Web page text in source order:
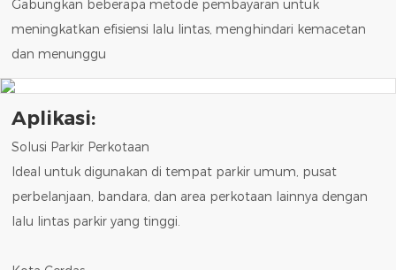
Gabungkan beberapa metode pembayaran untuk
meningkatkan efisiensi lalu lintas, menghindari kemacetan
dan menunggu
Aplikasi:
Solusi Parkir Perkotaan
Ideal untuk digunakan di tempat parkir umum, pusat
perbelanjaan, bandara, dan area perkotaan lainnya dengan
lalu lintas parkir yang tinggi.